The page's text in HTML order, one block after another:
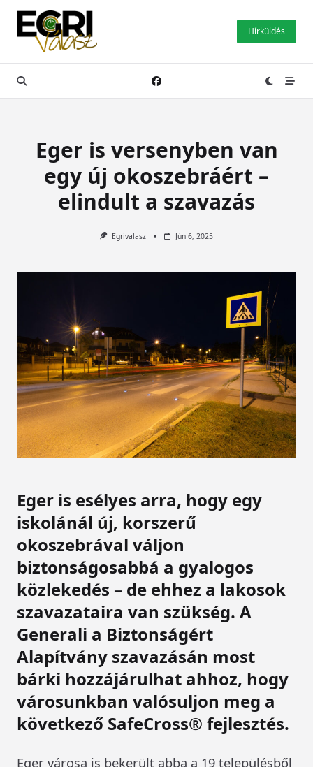
Skip
content
Hírküldés
Eger is versenyben van
egy új okoszebráért –
elindult a szavazás
Egrivalasz Jún 6, 2025
Eger is esélyes arra, hogy egy
iskolánál új, korszerű
okoszebrával váljon
biztonságosabbá a gyalogos
közlekedés – de ehhez a lakosok
szavazataira van szükség. A
Generali a Biztonságért
Alapítvány szavazásán most
bárki hozzájárulhat ahhoz, hogy
városunkban valósuljon meg a
következő SafeCross® fejlesztés.
Eger városa is bekerült abba a 19 településből